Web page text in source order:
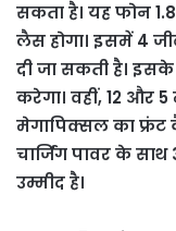
सकता है। यह फोन
लैस होगा। इसमें 4
दी जा सकती है। इसके
करेगा। वहीं, 12 और
मेगापिक्सल का फ्रंट
चार्जिंग पावर के
उम्मीद है।